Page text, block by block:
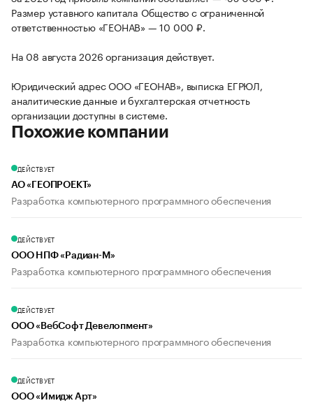
Размер уставного капитала Общество с ограниченной
ответственностью «ГЕОНАВ» — 10 000 ₽.
На 08 августа 2026 организация действует.
Юридический адрес ООО «ГЕОНАВ», выписка ЕГРЮЛ,
аналитические данные и бухгалтерская отчетность
организации доступны в системе.
Похожие компании
ДЕЙСТВУЕТ
АО «ГЕОПРОЕКТ»
Разработка компьютерного программного обеспечения
ДЕЙСТВУЕТ
ООО НПФ «Радиан-М»
Разработка компьютерного программного обеспечения
ДЕЙСТВУЕТ
ООО «ВебСофт Девелопмент»
Разработка компьютерного программного обеспечения
ДЕЙСТВУЕТ
ООО «Имидж Арт»